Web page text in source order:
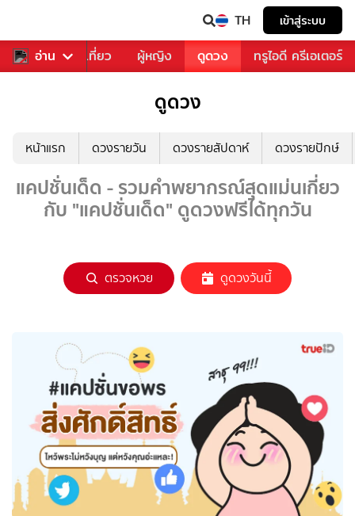
TH เข้าสู่ระบบ
อ่าน
อาหาร ท่องเที่ยว ผู้หญิง ดูดวง ทรูไอดี ครีเอเตอร์
ดูดวง
หน้าแรก ดวงรายวัน ดวงรายสัปดาห์ ดวงรายปักษ์
แคปชั่นเด็ด - รวมคำพยากรณ์สุดแม่นเกี่ยว
กับ "แคปชั่นเด็ด" ดูดวงฟรีได้ทุกวัน
ตรวจหวย ดูดวงวันนี้